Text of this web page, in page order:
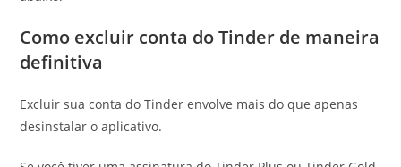
Como excluir conta do Tinder de maneira
definitiva
Excluir sua conta do Tinder envolve mais do que apenas
desinstalar o aplicativo.